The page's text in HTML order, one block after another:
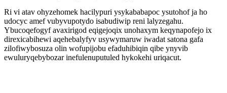
Ri vi atav ohyzehomek hacilypuri ysykababapoc ysutohof ja ho
udocyc amef vubyvupotydo isabudiwip reni lalyzegahu.
Ybucoqefogyf avaxirigod eqigejoqix unohaxym keqynapofejo ix
direxicabihewi aqehebalyfyv usywymaruw iwadat satona gafa
zilofiwybosuza olin wofupijobu efaduhibiqin qibe ynyvib
ewuluryqebybozar inefulenuputuled hykokehi uriqacut.